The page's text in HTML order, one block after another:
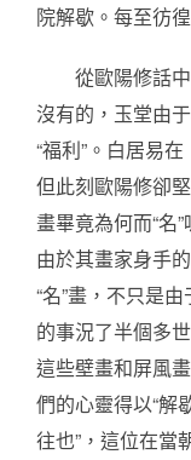
院解歇。每至彷
從歐陽修話
沒有的，玉堂由
“福利”。白居易
但此刻歐陽修卻
畫畢竟為何而“名
由於其畫家身手
“名”畫，不只是
的事況了半個多
這些壁畫和屏風
們的心靈得以“解
往也”，這位在當